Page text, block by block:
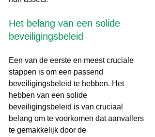
Het belang van een solide
beveiligingsbeleid
Een van de eerste en meest cruciale
stappen is om een passend
beveiligingsbeleid te hebben. Het
hebben van een solide
beveiligingsbeleid is van cruciaal
belang om te voorkomen dat aanvallers
te gemakkelijk door de